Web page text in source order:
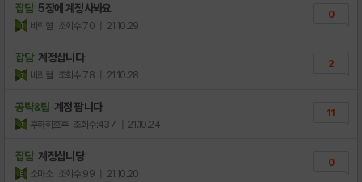
잡담 5장에 계정사봐요
비뢰혈 조회수:70 | 21.10.29
0
잡담 계정삽니다
비뢰혈 조회수:78 | 21.10.28
2
공략&팁 계정 팝니다
후하히호후 조회수:437 | 21.10.24
11
잡담 계정삽니당
소마소 조회수:99 | 21.10.20
0